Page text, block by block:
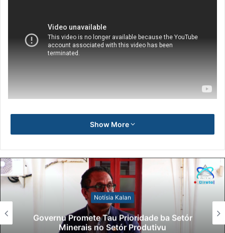
Show More
Notísia Kalan
Governu Promete Tau Prioridade ba Setór
Minerais no Setór Produtivu